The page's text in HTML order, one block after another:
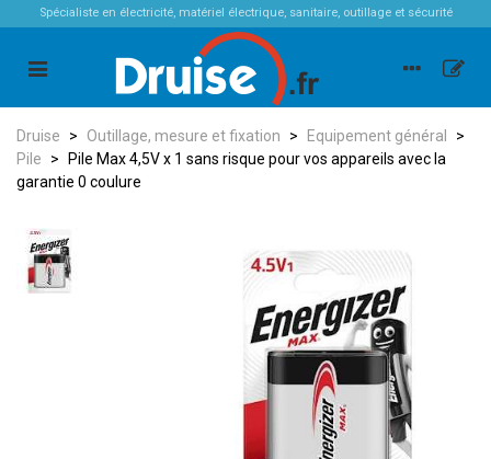
Spécialiste en électricité, matériel électrique, sanitaire, outillage et sécurité
Druise > Outillage, mesure et fixation > Equipement général
>
Pile
>
Pile Max 4,5V x 1 sans risque pour vos appareils avec la
garantie 0 coulure